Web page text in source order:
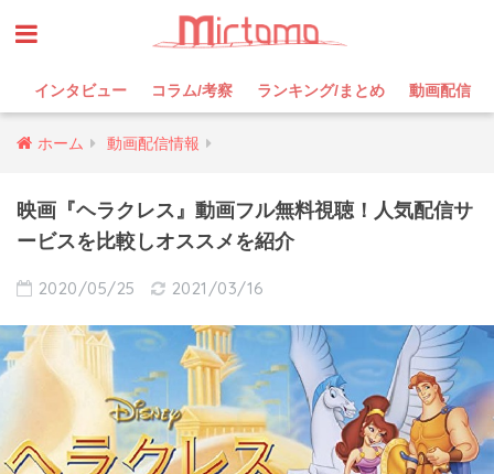
インタビュー コラム/考察 ランキング/まとめ 動画配信
ホーム 動画配信情報
映画『ヘラクレス』動画フル無料視聴！人気配信サ
ービスを比較しオススメを紹介
2020/05/25 2021/03/16